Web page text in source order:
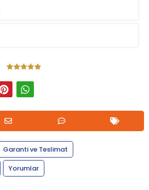
Garanti ve Teslimat
Yorumlar